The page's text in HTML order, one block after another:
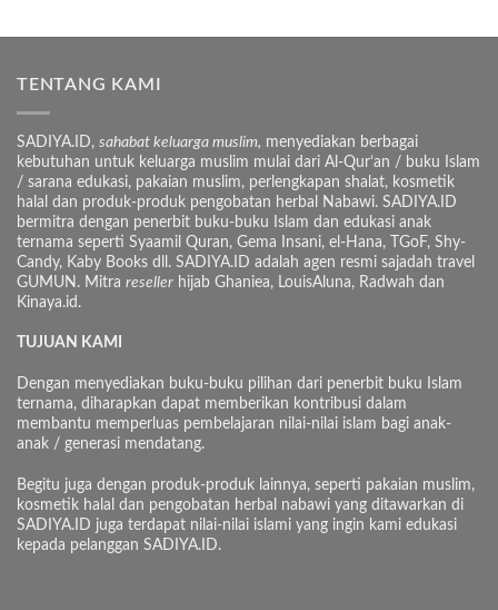
TENTANG KAMI
SADIYA.ID, sahabat keluarga muslim, menyediakan berbagai
kebutuhan untuk keluarga muslim mulai dari Al-Qur’an / buku Islam
/ sarana edukasi, pakaian muslim, perlengkapan shalat, kosmetik
halal dan produk-produk pengobatan herbal Nabawi. SADIYA.ID
bermitra dengan penerbit buku-buku Islam dan edukasi anak
ternama seperti Syaamil Quran, Gema Insani, el-Hana, TGoF, Shy-
Candy, Kaby Books dll. SADIYA.ID adalah agen resmi sajadah travel
GUMUN. Mitra reseller hijab Ghaniea, LouisAluna, Radwah dan
Kinaya.id.
TUJUAN KAMI
Dengan menyediakan buku-buku pilihan dari penerbit buku Islam
ternama, diharapkan dapat memberikan kontribusi dalam
membantu memperluas pembelajaran nilai-nilai islam bagi anak-
anak / generasi mendatang.
Begitu juga dengan produk-produk lainnya, seperti pakaian muslim,
kosmetik halal dan pengobatan herbal nabawi yang ditawarkan di
SADIYA.ID juga terdapat nilai-nilai islami yang ingin kami edukasi
kepada pelanggan SADIYA.ID.